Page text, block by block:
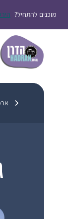
לתוכןמוכנים להתחיל?